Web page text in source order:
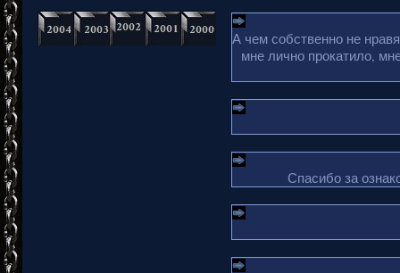
А чем собственно не
мне лично прокатило,
Спасибо за